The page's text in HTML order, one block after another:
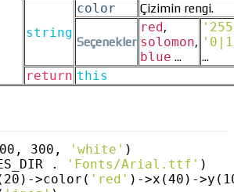
string
color Çizimin rengi.
Seçenekler
red,
solomon,
blue ...
...
return this
300, 'white' )
. 'Fonts/Arial.ttf' )
->color( 'red' ) ->x(40) ->